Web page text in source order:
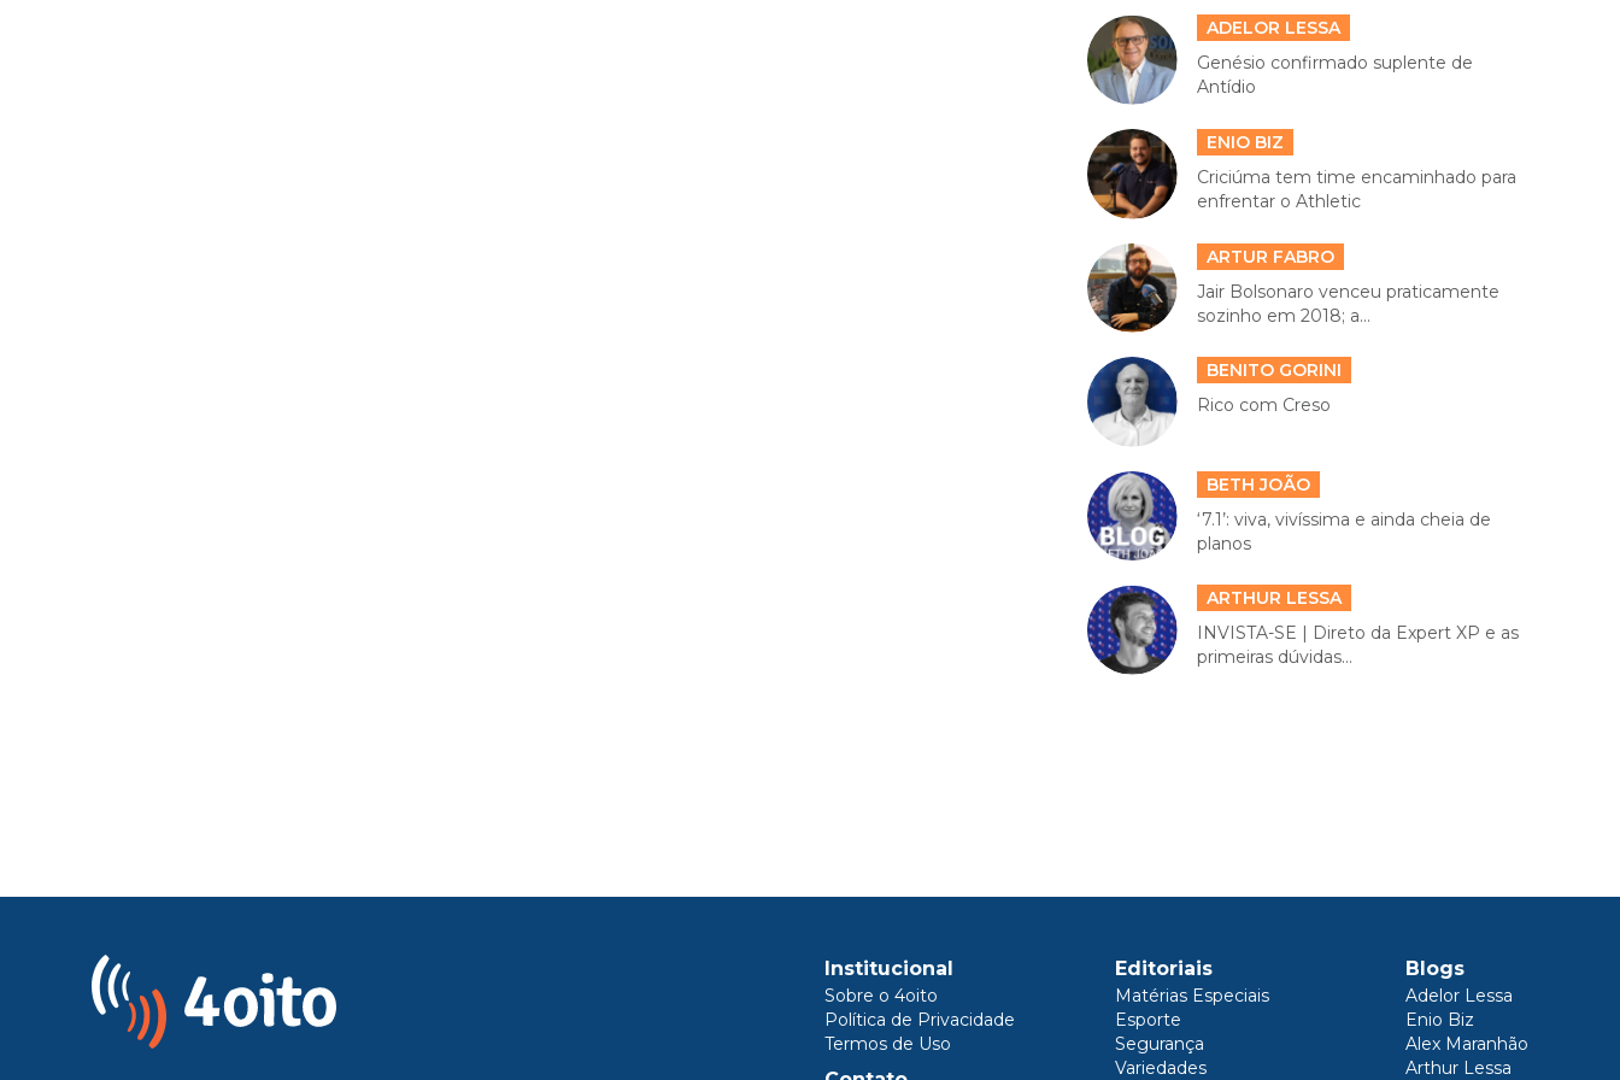
ADELOR LESSA
Genésio confirmado suplente de
Antídio
ENIO BIZ
Criciúma tem time encaminhado para
enfrentar o Athletic
ARTUR FABRO
Jair Bolsonaro venceu praticamente
sozinho em 2018; a...
BENITO GORINI
Rico com Creso
BETH JOÃO
‘7.1’: viva, vivíssima e ainda cheia de
planos
ARTHUR LESSA
INVISTA-SE | Direto da Expert XP e as
primeiras dúvidas...
Institucional
Sobre o 4oito
Política de Privacidade
Termos de Uso
Editoriais
Matérias Especiais
Esporte
Segurança
Variedades
Blogs
Adelor Lessa
Enio Biz
Alex Maranhão
Arthur Lessa